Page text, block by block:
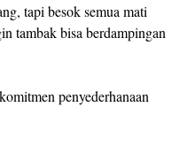
tapi besok semua mati
tambak bisa berdampingan
penyederhanaan